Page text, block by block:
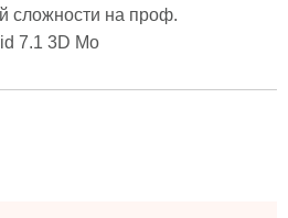
сложности на проф.
7.1 3D Мо